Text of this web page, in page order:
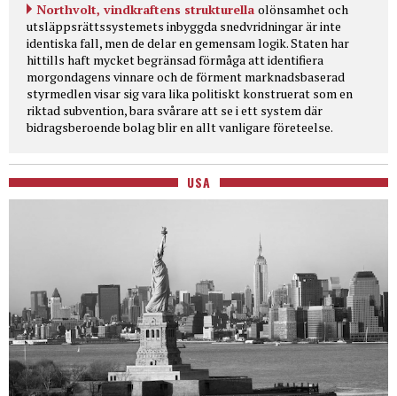
Northvolt, vindkraftens strukturella olönsamhet och
utsläppsrättssystemets inbyggda snedvridningar är inte
identiska fall, men de delar en gemensam logik. Staten har
hittills haft mycket begränsad förmåga att identifiera
morgondagens vinnare och de förment marknadsbaserad
styrmedlen visar sig vara lika politiskt konstruerat som en
riktad subvention, bara svårare att se i ett system där
bidragsberoende bolag blir en allt vanligare företeelse.
USA